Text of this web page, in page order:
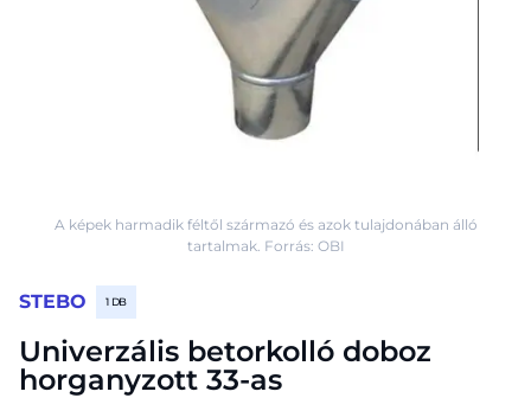
STEBO 1 DB
Univerzális betorkolló doboz
horganyzott 33-as
A képek harmadik féltől származó és azok tulajdonában álló
tartalmak. Forrás: OBI